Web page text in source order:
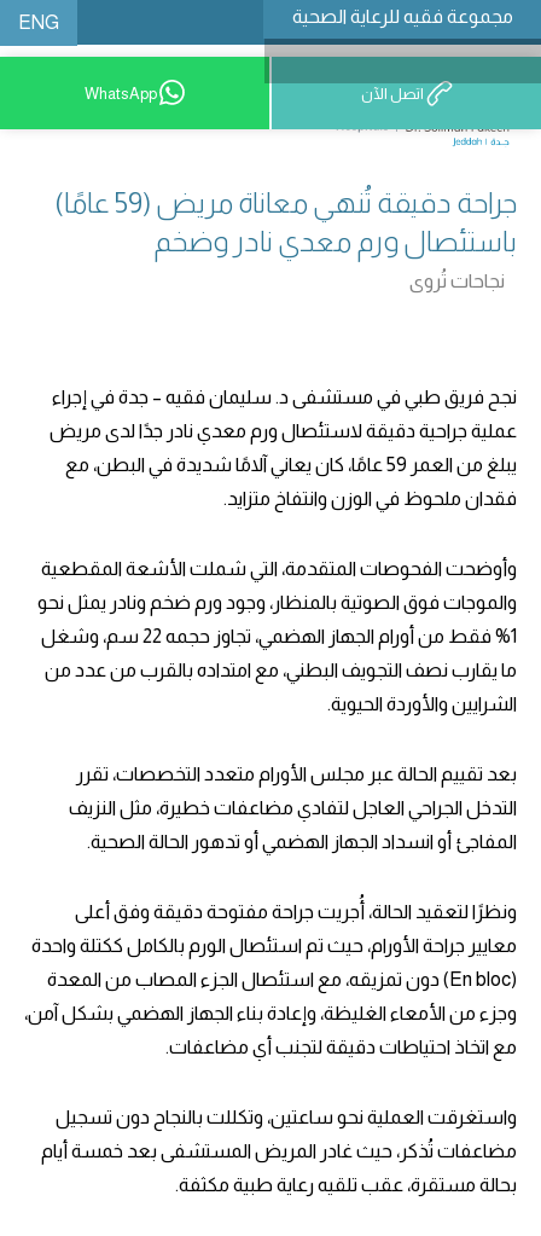
مجموعة فقيه للرعاية الصحية ENG
9200 12777 اتصل الآن WhatsApp
جراحة دقيقة تُنهي معاناة مريض (59 عامًا)
باستئصال ورم معدي نادر وضخم
نجاحات تُروى
نجح فريق طبي في مستشفى د. سليمان فقيه – جدة في إجراء
عملية جراحية دقيقة لاستئصال ورم معدي نادر جدًا لدى مريض
يبلغ من العمر 59 عامًا، كان يعاني آلامًا شديدة في البطن، مع
فقدان ملحوظ في الوزن وانتفاخ متزايد.
وأوضحت الفحوصات المتقدمة، التي شملت الأشعة المقطعية
والموجات فوق الصوتية بالمنظار، وجود ورم ضخم ونادر يمثل نحو
1% فقط من أورام الجهاز الهضمي، تجاوز حجمه 22 سم، وشغل
ما يقارب نصف التجويف البطني، مع امتداده بالقرب من عدد من
الشرايين والأوردة الحيوية.
بعد تقييم الحالة عبر مجلس الأورام متعدد التخصصات، تقرر
التدخل الجراحي العاجل لتفادي مضاعفات خطيرة، مثل النزيف
المفاجئ أو انسداد الجهاز الهضمي أو تدهور الحالة الصحية.
ونظرًا لتعقيد الحالة، أُجريت جراحة مفتوحة دقيقة وفق أعلى
معايير جراحة الأورام، حيث تم استئصال الورم بالكامل ككتلة واحدة
(En bloc) دون تمزيقه، مع استئصال الجزء المصاب من المعدة
وجزء من الأمعاء الغليظة، وإعادة بناء الجهاز الهضمي بشكل آمن،
مع اتخاذ احتياطات دقيقة لتجنب أي مضاعفات.
واستغرقت العملية نحو ساعتين، وتكللت بالنجاح دون تسجيل
مضاعفات تُذكر، حيث غادر المريض المستشفى بعد خمسة أيام
بحالة مستقرة، عقب تلقيه رعاية طبية مكثفة.